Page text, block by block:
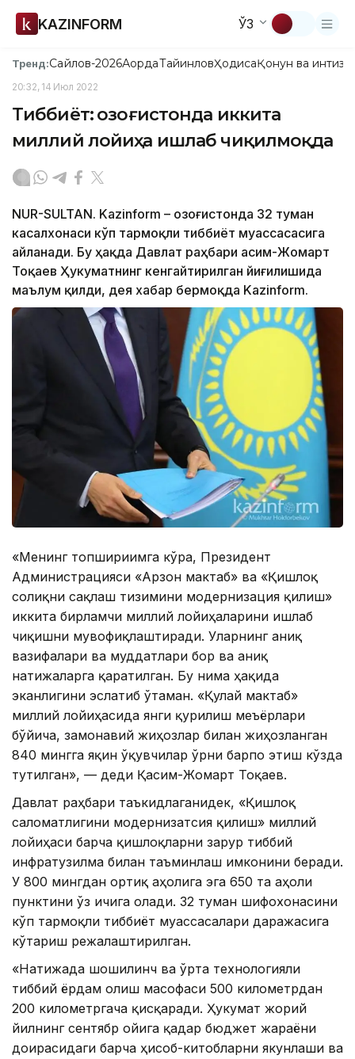
KAZINFORM ЎЗ
Тренд:Сайлов-2026АқордаТайинловҲодисаҚонун ва
20:32, 14 Июл 2022
Тиббиёт: Қозоғистонда иккита
миллий лойиҳа ишлаб чиқилмоқда
NUR-SULTAN. Kazinform – Қозоғистонда 32 туман
касалхонаси кўп тармоқли тиббиёт муассасасига
айланади. Бу ҳақда Давлат раҳбари Қасим-Жомарт
Тоқаев Ҳукуматнинг кенгайтирилган йиғилишида
маълум қилди, дея хабар бермоқда Kazinform.
«Менинг топшириғимга кўра, Президент
Администрацияси «Арзон мактаб» ва «Қишлоқ
соғлиқни сақлаш тизимини модернизация қилиш»
иккита бирламчи миллий лойиҳаларини ишлаб
чиқишни мувофиқлаштиради. Уларнинг аниқ
вазифалари ва муддатлари бор ва аниқ
натижаларга қаратилган. Бу нима ҳақида
эканлигини эслатиб ўтаман. «Қулай мактаб»
миллий лойиҳасида янги қурилиш меъёрлари
бўйича, замонавий жиҳозлар билан жиҳозланган
840 мингга яқин ўқувчилар ўрни барпо этиш кўзда
тутилган», — деди Қасим-Жомарт Тоқаев.
Давлат раҳбари таъкидлаганидек, «Қишлоқ
саломатлигини модернизатсия қилиш» миллий
лойиҳаси барча қишлоқларни зарур тиббий
инфратузилма билан таъминлаш имконини беради.
У 800 мингдан ортиқ аҳолига эга 650 та аҳоли
пунктини ўз ичига олади. 32 туман шифохонасини
кўп тармоқли тиббиёт муассасалари даражасига
кўтариш режалаштирилган.
«Натижада шошилинч ва ўрта технологияли
тиббий ёрдам олиш масофаси 500 километрдан
200 километргача қисқаради. Ҳукумат жорий
йилнинг сентябр ойига қадар бюджет жараёни
доирасидаги барча ҳисоб-китобларни якунлаши ва